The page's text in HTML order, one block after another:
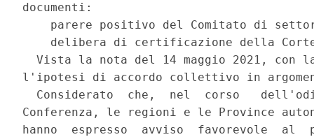
documenti:
parere positivo del Comitato di
delibera di certificazione della
Vista la nota del 14 maggio 2021, con
l'ipotesi di accordo collettivo in
Considerato  che,  nel  corso
Conferenza, le regioni e le Province
hanno  espresso  avviso  favorevole  al